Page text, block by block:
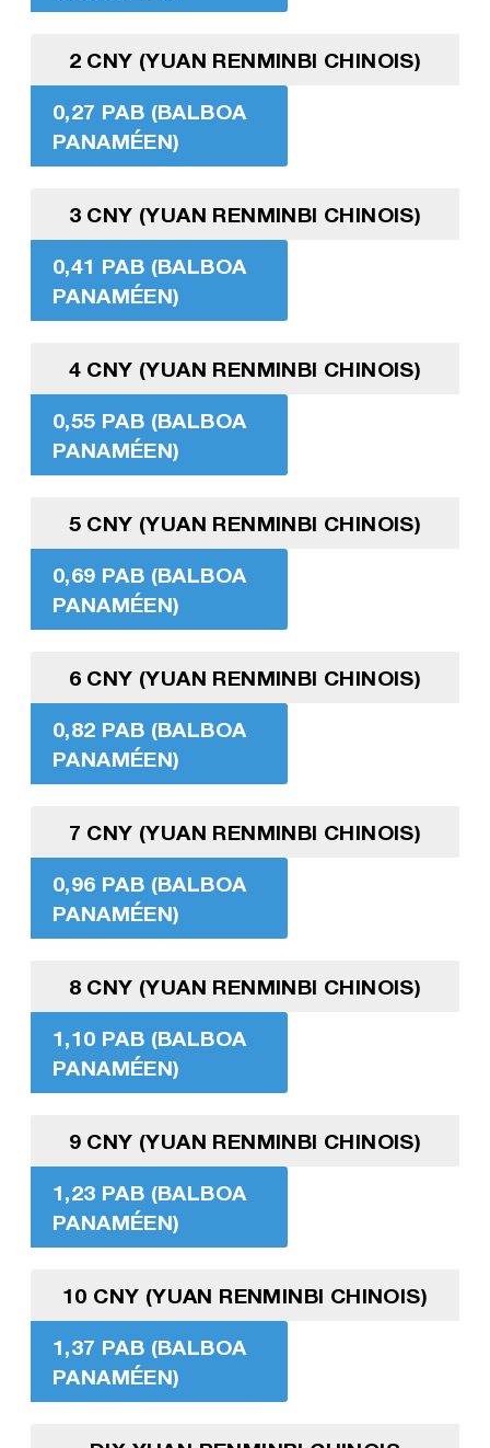
2 CNY (YUAN RENMINBI CHINOIS)
0,27 PAB (BALBOA
PANAMÉEN)
3 CNY (YUAN RENMINBI CHINOIS)
0,41 PAB (BALBOA
PANAMÉEN)
4 CNY (YUAN RENMINBI CHINOIS)
0,55 PAB (BALBOA
PANAMÉEN)
5 CNY (YUAN RENMINBI CHINOIS)
0,69 PAB (BALBOA
PANAMÉEN)
6 CNY (YUAN RENMINBI CHINOIS)
0,82 PAB (BALBOA
PANAMÉEN)
7 CNY (YUAN RENMINBI CHINOIS)
0,96 PAB (BALBOA
PANAMÉEN)
8 CNY (YUAN RENMINBI CHINOIS)
1,10 PAB (BALBOA
PANAMÉEN)
9 CNY (YUAN RENMINBI CHINOIS)
1,23 PAB (BALBOA
PANAMÉEN)
10 CNY (YUAN RENMINBI CHINOIS)
1,37 PAB (BALBOA
PANAMÉEN)